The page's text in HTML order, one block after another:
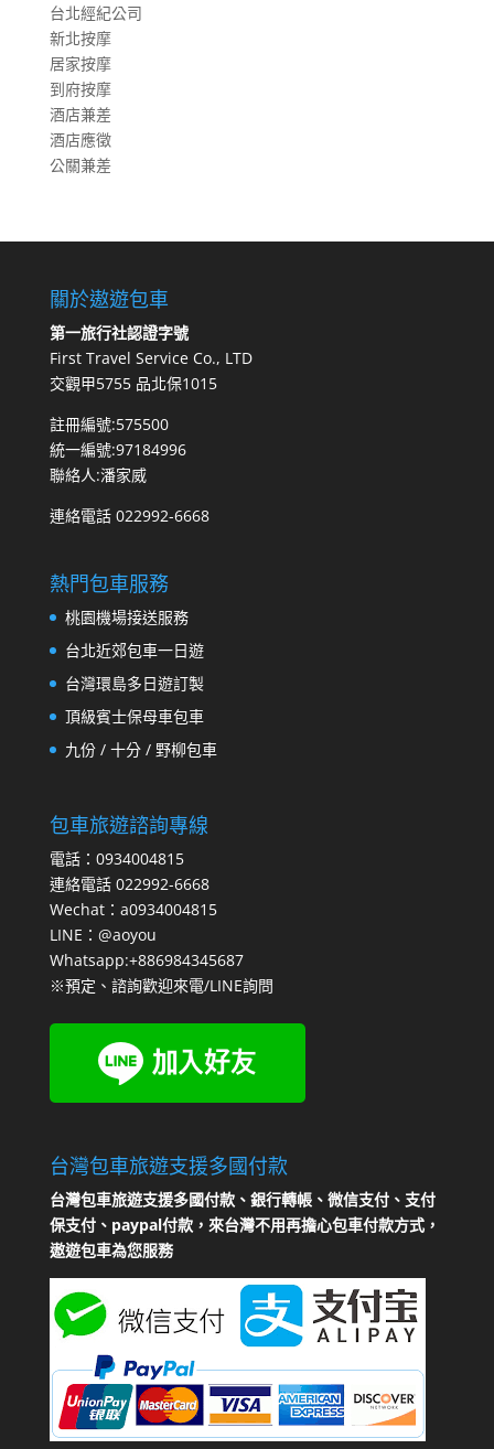
台北經紀公司
新北按摩
居家按摩
到府按摩
酒店兼差
酒店應徵
公關兼差
關於遨遊包車
第一旅行社認證字號
First Travel Service Co., LTD
交觀甲5755 品北保1015
註冊編號:575500
統一編號:97184996
聯絡人:潘家威
連絡電話 022992-6668
熱門包車服務
桃園機場接送服務
台北近郊包車一日遊
台灣環島多日遊訂製
頂級賓士保母車包車
九份 / 十分 / 野柳包車
包車旅遊諮詢專線
電話：0934004815
連絡電話 022992-6668
Wechat：a0934004815
LINE：@aoyou
Whatsapp:+886984345687
※預定、諮詢歡迎來電/LINE詢問
台灣包車旅遊支援多國付款
台灣包車旅遊支援多國付款、銀行轉帳、微信支付、支付
保支付、paypal付款，來台灣不用再擔心包車付款方式，
遨遊包車為您服務